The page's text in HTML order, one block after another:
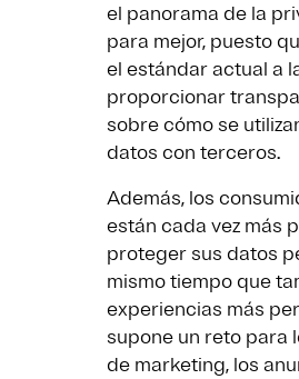
el panorama de la
para mejor, puesto
el estándar actual a
proporcionar
sobre cómo se
datos con terceros.
Además, los
están cada vez más
proteger sus datos
mismo tiempo que
experiencias más
supone un reto para
de marketing, los